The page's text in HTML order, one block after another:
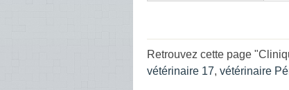
Retrouvez cette page
vétérinaire 17, vétérinaire